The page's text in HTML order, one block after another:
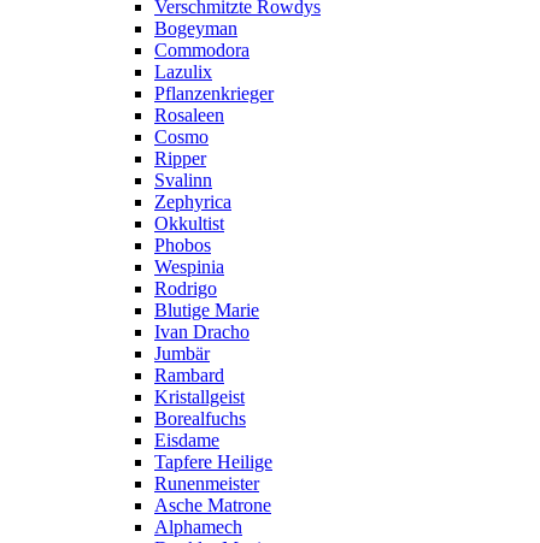
Verschmitzte Rowdys
Bogeyman
Commodora
Lazulix
Pflanzenkrieger
Rosaleen
Cosmo
Ripper
Svalinn
Zephyrica
Okkultist
Phobos
Wespinia
Rodrigo
Blutige Marie
Ivan Dracho
Jumbär
Rambard
Kristallgeist
Borealfuchs
Eisdame
Tapfere Heilige
Runenmeister
Asche Matrone
Alphamech